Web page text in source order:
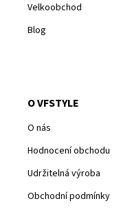
Velkoobchod
Blog
O VFSTYLE
O nás
Hodnocení obchodu
Udržitelná výroba
Obchodní podmínky